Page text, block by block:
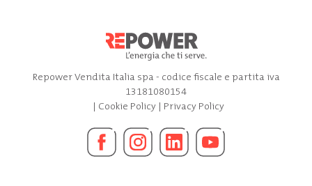
Repower Vendita Italia spa - codice fiscale e partita iva
13181080154
| Cookie Policy| Privacy Policy